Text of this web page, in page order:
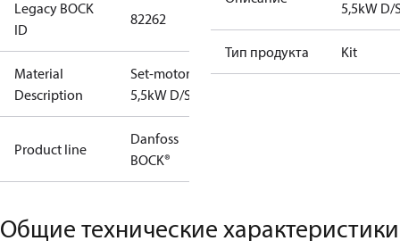
Legacy BOCK
ID
82262
Material
Description
Set-motor
5,5kW D/S
Product line
Danfoss
BOCK®
5,5kW D/
Тип продукта Kit
Общие технические характеристики